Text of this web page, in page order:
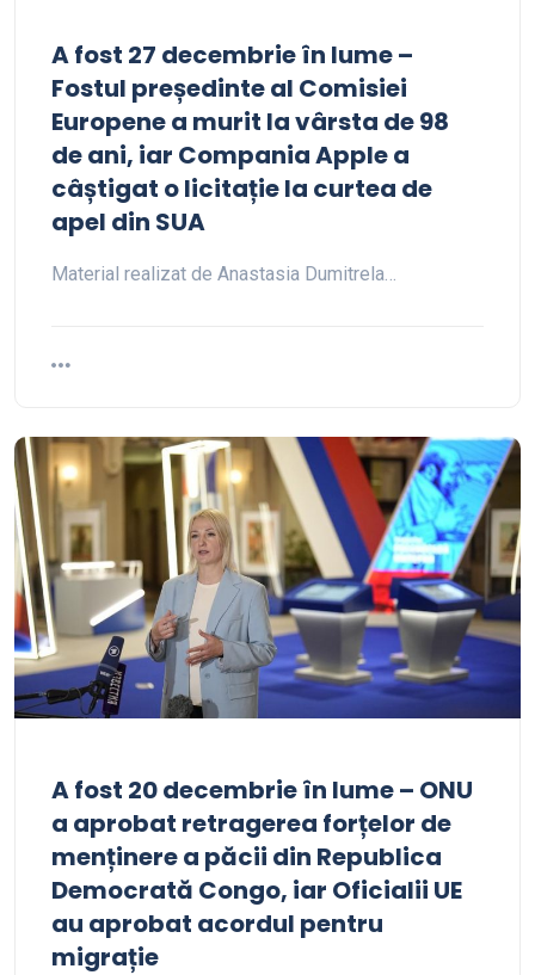
A fost 27 decembrie în lume –
Fostul președinte al Comisiei
Europene a murit la vârsta de 98
de ani, iar Compania Apple a
câștigat o licitație la curtea de
apel din SUA
Material realizat de Anastasia Dumitrela…
A fost 20 decembrie în lume – ONU
a aprobat retragerea forțelor de
menținere a păcii din Republica
Democrată Congo, iar Oficialii UE
au aprobat acordul pentru
migrație